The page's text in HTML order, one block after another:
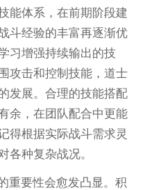
能体系，在前期阶段建
斗经验的丰富再逐渐优
习增强持续输出的技
攻击和控制技能，道士
发展。合理的技能搭配
余，在团队配合中更能
得根据实际战斗需求灵
各种复杂战况。
重要性会愈发凸显。积